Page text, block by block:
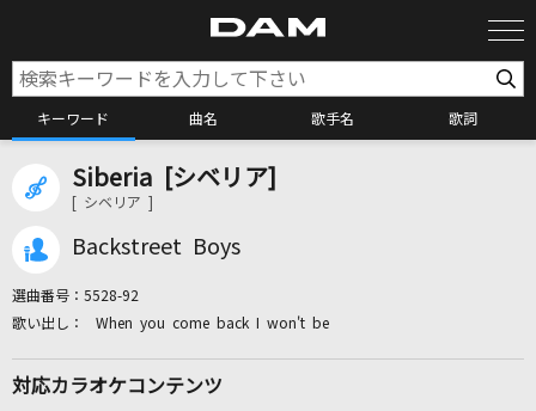
キーワード 曲名 歌手名 歌詞
カラオケ検索
カラオケ店舗検索
Siberia [シベリア]
[ シベリア ]
Backstreet Boys
選曲番号： 5528-92
When you come back I won't be
対応カラオケコンテンツ